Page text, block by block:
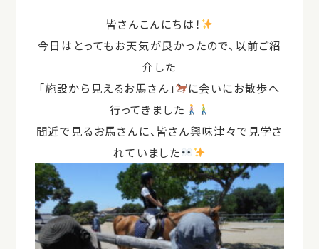
皆さんこんにちは！
今日はとってもお天気が良かったので、以前ご紹
介した
「施設から見えるお馬さん」
に会いにお散歩へ
行ってきました
間近で見るお馬さんに、皆さん興味津々で見学さ
れていました